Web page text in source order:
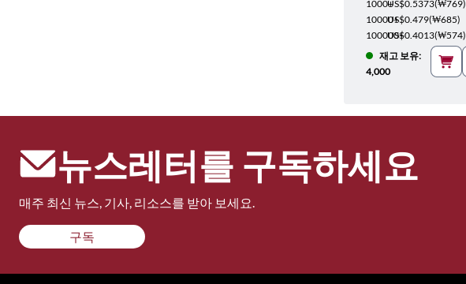
1000+US$0.5373(₩769)
10000+US$0.479(₩685)
100000+US$0.4013(₩574)
재고 보유:
4,000
뉴스레터를 구독하세요
매주 최신 뉴스, 기사, 리소스를 받아 보세요.
구독